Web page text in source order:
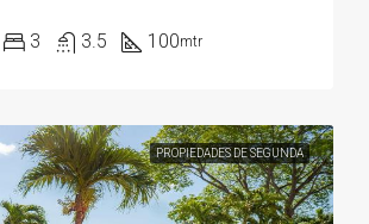
3 3.5 100mtr
PROPIEDADES DE SEGUNDA